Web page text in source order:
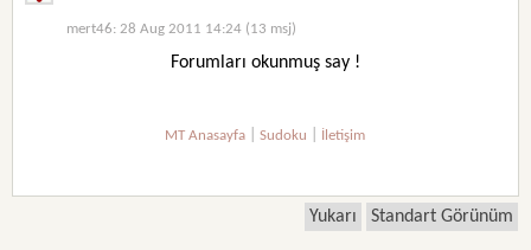
mert46: 28 Aug 2011 14:24 (13 msj)
Forumları okunmuş say !
MT Anasayfa |Sudoku İletişim
Yukarı Standart Görünüm